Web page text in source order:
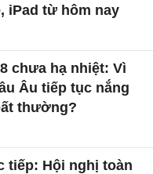
iPad từ hôm nay
chưa hạ nhiệt: Vì
Âu tiếp tục nắng
thường?
tiếp: Hội nghị toàn